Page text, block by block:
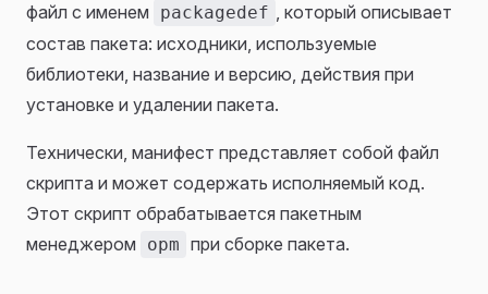
файл с именем
packagedef , который описывает
состав пакета: исходники, используемые
библиотеки, название и версию, действия при
установке и удалении пакета.
Технически, манифест представляет собой файл
скрипта и может содержать исполняемый код.
Этот скрипт обрабатывается пакетным
менеджером
opm при сборке пакета.